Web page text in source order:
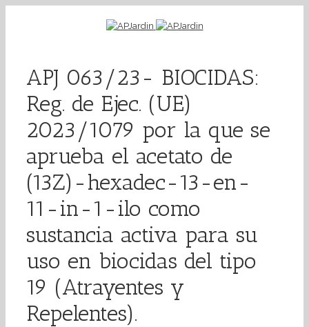
APJ 063/23- BIOCIDAS:
Reg. de Ejec. (UE)
2023/1079 por la que se
aprueba el acetato de
(13Z)-hexadec-13-en-
11-in-1-ilo como
sustancia activa para su
uso en biocidas del tipo
19 (Atrayentes y
Repelentes).